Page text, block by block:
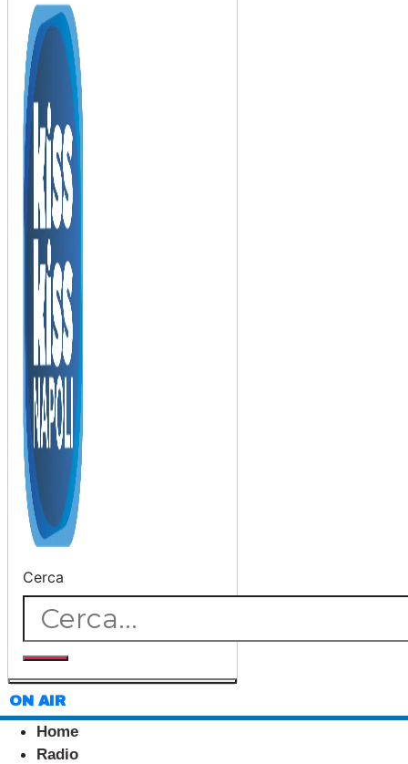
Cerca
ON AIR
Home
Radio